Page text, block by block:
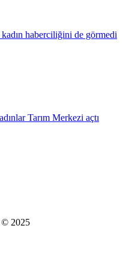
haberciliğini de görmedi
Tarım Merkezi açtı
© 2025